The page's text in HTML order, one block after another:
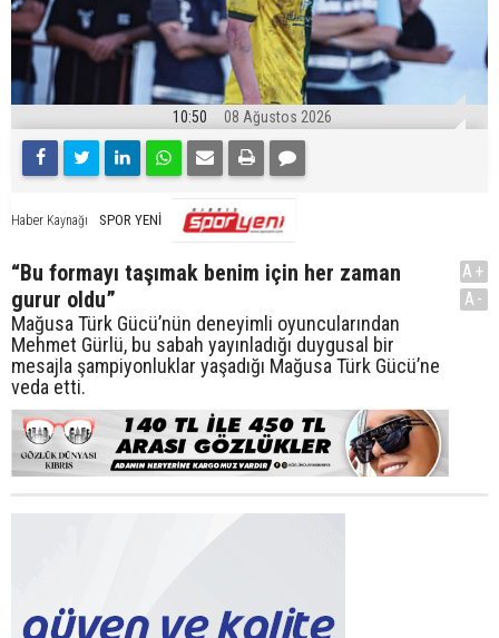
10:50 08 Ağustos 2026
Haber Kaynağı SPOR YENİ
“Bu formayı taşımak benim için her zaman
gurur oldu”
Mağusa Türk Gücü’nün deneyimli oyuncularından
Mehmet Gürlü, bu sabah yayınladığı duygusal bir
mesajla şampiyonluklar yaşadığı Mağusa Türk Gücü’ne
veda etti.
A+
A-